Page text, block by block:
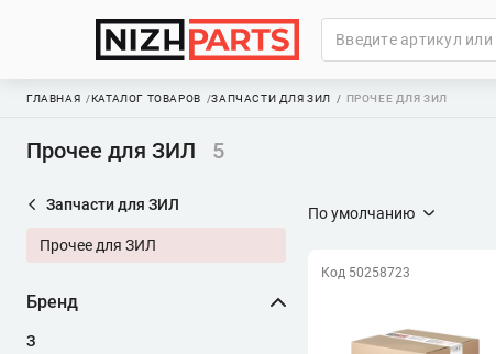
ГЛАВНАЯ КАТАЛОГ ТОВАРОВ ЗАПЧАСТИ ДЛЯ ЗИЛ ПРОЧЕЕ ДЛЯ ЗИЛ
Прочее для ЗИЛ 5
Запчасти для ЗИЛ
Прочее для ЗИЛ
Бренд
З
По умолчанию
Код 50258723